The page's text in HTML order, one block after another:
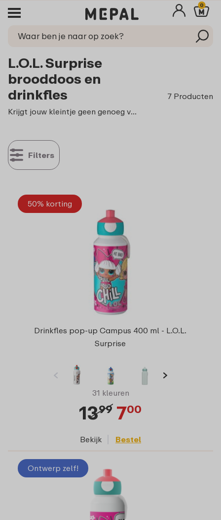
0
L.O.L. Surprise
brooddoos en
drinkfles
7 Producten
Krijgt jouw kleintje geen genoeg van alles dat met L.O.L. Surprise
Filters
50% korting
Drinkfles pop-up Campus 400 ml - L.O.L.
Surprise
31 kleuren
1399 700
Bekijk Bestel
Ontwerp zelf!